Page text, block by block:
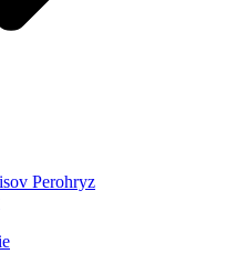
Perohryz